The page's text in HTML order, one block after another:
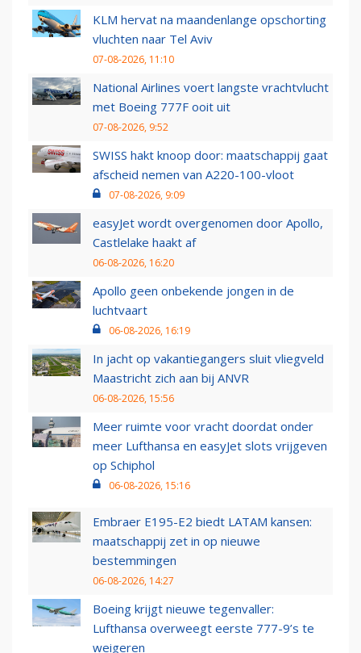
KLM hervat na maandenlange opschorting
vluchten naar Tel Aviv
07-08-2026, 11:10
National Airlines voert langste vrachtvlucht
met Boeing 777F ooit uit
07-08-2026, 9:52
SWISS hakt knoop door: maatschappij gaat
afscheid nemen van A220-100-vloot
07-08-2026, 9:09
easyJet wordt overgenomen door Apollo,
Castlelake haakt af
06-08-2026, 16:20
Apollo geen onbekende jongen in de
luchtvaart
06-08-2026, 16:19
In jacht op vakantiegangers sluit vliegveld
Maastricht zich aan bij ANVR
06-08-2026, 15:56
Meer ruimte voor vracht doordat onder
meer Lufthansa en easyJet slots vrijgeven
op Schiphol
06-08-2026, 15:16
Embraer E195-E2 biedt LATAM kansen:
maatschappij zet in op nieuwe
bestemmingen
06-08-2026, 14:27
Boeing krijgt nieuwe tegenvaller:
Lufthansa overweegt eerste 777-9’s te
weigeren